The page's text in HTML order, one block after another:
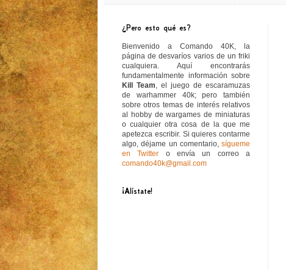
¿Pero esto qué es?
Bienvenido a Comando 40K, la
página de desvaríos varios de un friki
cualquiera. Aquí encontrarás
fundamentalmente información sobre
Kill Team , el juego de escaramuzas
de warhammer 40k; pero también
sobre otros temas de interés relativos
al hobby de wargames de miniaturas
o cualquier otra cosa de la que me
apetezca escribir. Si quieres contarme
algo, déjame un comentario, sígueme
en Twitter o envía un correo a
comando40k@gmail.com
¡Alístate!